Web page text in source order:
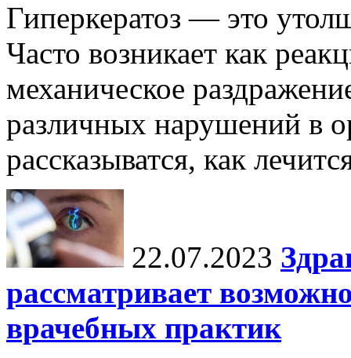
Гиперкератоз — это
Часто возникает как
механическое
различных нарушений в
рассказыватся, как
22.07.2023
рассматривает
врачебных практик